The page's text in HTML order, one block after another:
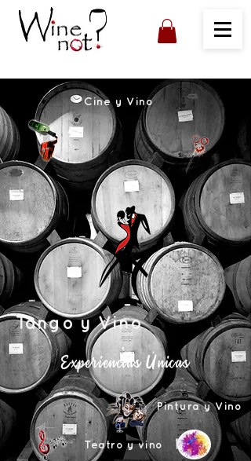
Cine y Vino
Tango y Vino
Experiencias Únicas
Pintura y Vino
Teatro y vino